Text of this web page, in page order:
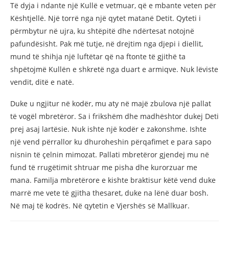
Të dyja i ndante një Kullë e vetmuar, që e mbante veten për
Kështjellë. Një torrë nga një qytet matanë Detit. Qyteti i
përmbytur në ujra, ku shtëpitë dhe ndërtesat notojnë
pafundësisht. Pak më tutje, në drejtim nga djepi i diellit,
mund të shihja një luftëtar që na ftonte të gjithë ta
shpëtojmë Kullën e shkretë nga duart e armiqve. Nuk lëviste
vendit, ditë e natë.
Duke u ngjitur në kodër, mu aty në majë zbulova një pallat
të vogël mbretëror. Sa i frikshëm dhe madhështor dukej Deti
prej asaj lartësie. Nuk ishte një kodër e zakonshme. Ishte
një vend përrallor ku dhuroheshin përqafimet e para sapo
nisnin të çelnin mimozat. Pallati mbretëror gjendej mu në
fund të rrugëtimit shtruar me pisha dhe kurorzuar me
mana. Familja mbretërore e kishte braktisur këtë vend duke
marrë me vete të gjitha thesaret, duke na lënë duar bosh.
Në maj të kodrës. Në qytetin e Vjershës së Mallkuar.